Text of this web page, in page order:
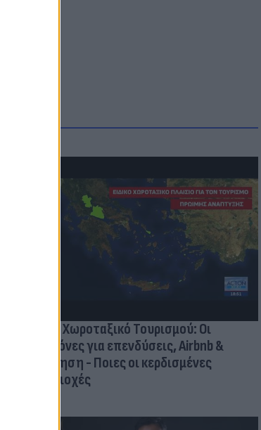
Νέο Χωροταξικό Τουρισμού: Οι
κανόνες για επενδύσεις, Airbnb &
δόμηση - Ποιες οι κερδισμένες
περιοχές